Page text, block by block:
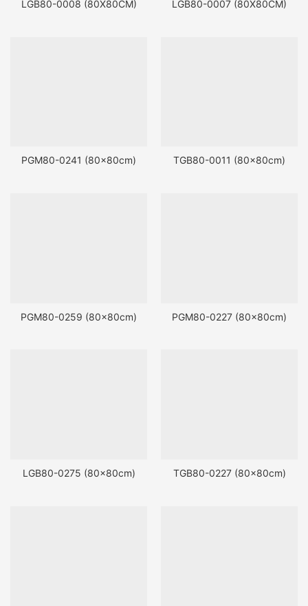
LGB80-0008 (80X80CM) LGB80-0007 (80X80CM)
PGM80-0241 (80x80cm) TGB80-0011 (80x80cm)
PGM80-0259 (80x80cm) PGM80-0227 (80x80cm)
LGB80-0275 (80x80cm) TGB80-0227 (80x80cm)